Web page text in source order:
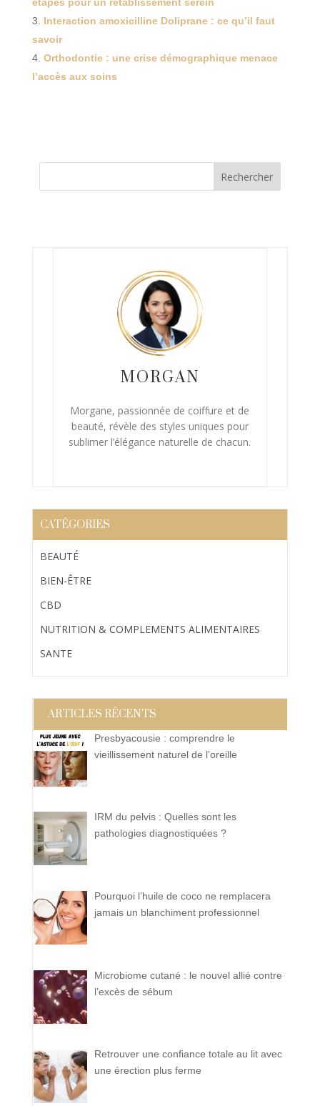
Interaction amoxicilline Doliprane : ce qu’il faut
savoir
Orthodontie : une crise démographique menace
l’accès aux soins
MORGAN
Morgane, passionnée de coiffure et de
beauté, révèle des styles uniques pour
sublimer l’élégance naturelle de chacun.
CATÉGORIES
BEAUTÉ
BIEN-ÊTRE
CBD
NUTRITION & COMPLEMENTS ALIMENTAIRES
SANTE
ARTICLES RÉCENTS
Presbyacousie : comprendre le
vieillissement naturel de l’oreille
IRM du pelvis : Quelles sont les
pathologies diagnostiquées ?
Pourquoi l’huile de coco ne remplacera
jamais un blanchiment professionnel
Microbiome cutané : le nouvel allié contre
l’excès de sébum
Retrouver une confiance totale au lit avec
une érection plus ferme